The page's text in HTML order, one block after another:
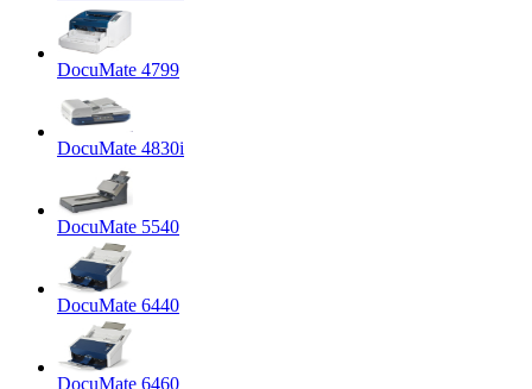
DocuMate 4799
DocuMate 4830i
DocuMate 5540
DocuMate 6440
DocuMate 6460